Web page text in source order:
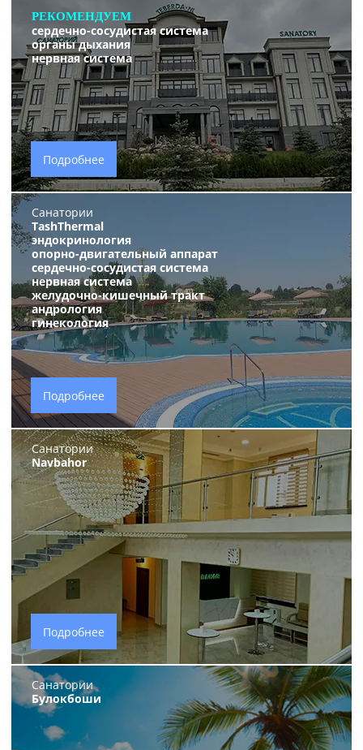
РЕКОМЕНДУЕМ
сердечно-сосудистая система
органы дыхания
нервная система
Подробнее
Санатории
TashThermal
эндокринология
опорно-двигательный аппарат
сердечно-сосудистая система
нервная система
желудочно-кишечный тракт
андрология
гинекология
Подробнее
Санатории
Navbahor
Подробнее
Санатории
Булокбоши